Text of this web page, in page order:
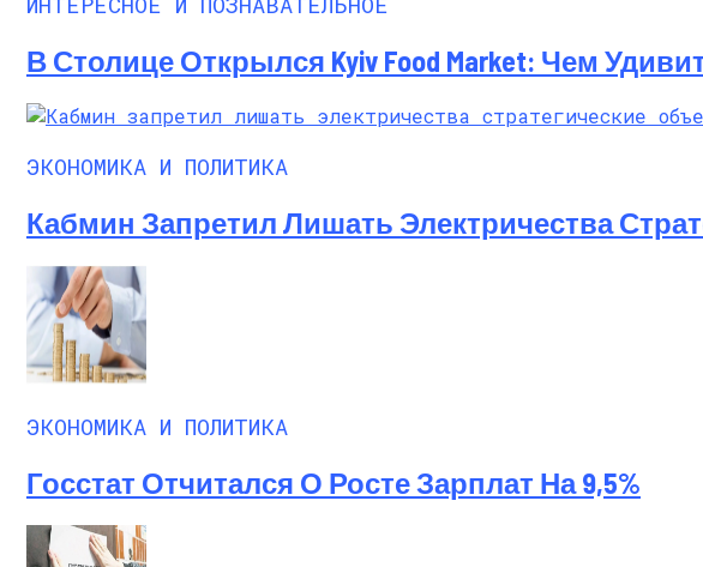
В Столице Открылся Kyiv Food Market: Чем
ЭКОНОМИКА И ПОЛИТИКА
Кабмин Запретил Лишать Электричества
ЭКОНОМИКА И ПОЛИТИКА
Госстат Отчитался О Росте Зарплат На 9,5%